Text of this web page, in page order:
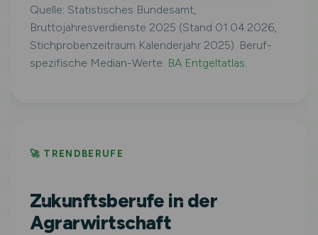
Quelle: Statistisches Bundesamt,
Bruttojahresverdienste 2025 (Stand 01.04.2026,
Stichprobenzeitraum Kalenderjahr 2025). Beruf-
spezifische Median-Werte: BA Entgeltatlas.
🚀 TRENDBERUFE
Zukunftsberufe in der
Agrarwirtschaft